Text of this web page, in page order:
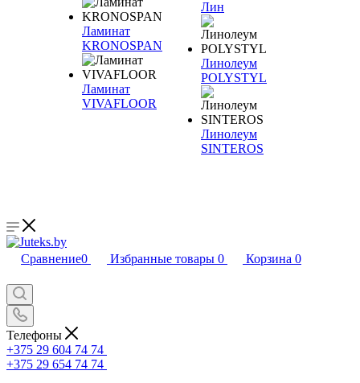
Ламинат
KRONOSPAN
Ламинат
VIVAFLOOR
Лин
Линолеум
POLYSTYL
Линолеум
SINTEROS
Сравнение0 Избранные товары 0 Корзина 0
Телефоны
+375 29 604 74 74
+375 29 654 74 74